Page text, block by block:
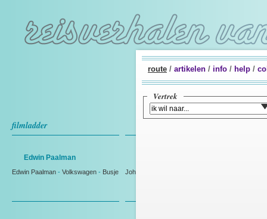
route / artikelen / info / help /
Vertrek
filmladder
Edwin Paalman
Edwin Paalman - Volkswagen - Busje Johan Westmaas